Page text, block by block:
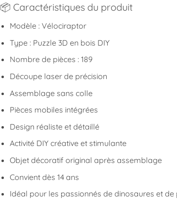
📦 Caractéristiques du produit
Modèle : Vélociraptor
Type : Puzzle 3D en bois DIY
Nombre de pièces : 189
Découpe laser de précision
Assemblage sans colle
Pièces mobiles intégrées
Design réaliste et détaillé
Activité DIY créative et stimulante
Objet décoratif original après assemblage
Convient dès 14 ans
Idéal pour les passionnés de dinosaures et de